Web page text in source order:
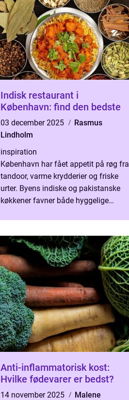
Indisk restaurant i
København: find den bedste
03 december 2025
Rasmus
Lindholm
inspiration
København har fået appetit på røg fra
tandoor, varme krydderier og friske
urter. Byens indiske og pakistanske
køkkener favner både hyggelige
Anti-inflammatorisk kost:
Hvilke fødevarer er bedst?
14 november 2025
Malene